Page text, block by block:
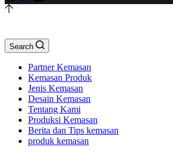
Search
Partner Kemasan
Kemasan Produk
Jenis Kemasan
Desain Kemasan
Tentang Kami
Produksi Kemasan
Berita dan Tips kemasan
produk kemasan